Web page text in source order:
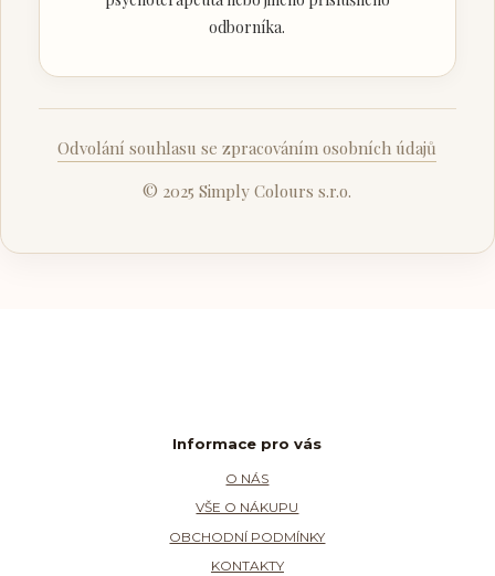
odborníka.
Odvolání souhlasu se zpracováním osobních údajů
© 2025 Simply Colours s.r.o.
Informace pro vás
O NÁS
VŠE O NÁKUPU
OBCHODNÍ PODMÍNKY
KONTAKTY